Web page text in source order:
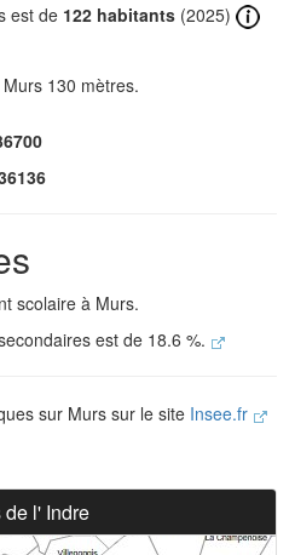
est de 122 habitants (2025)
130 mètres.
scolaire à Murs.
est de 18.6 %.
sur Murs sur le site Insee.fr
l' Indre